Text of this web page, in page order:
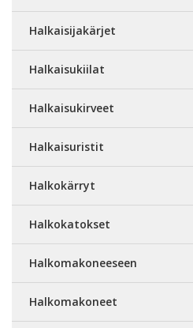
Halkaisijakärjet
Halkaisukiilat
Halkaisukirveet
Halkaisuristit
Halkokärryt
Halkokatokset
Halkomakoneeseen
Halkomakoneet